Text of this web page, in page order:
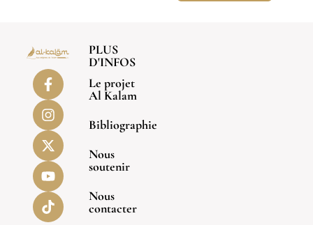
PLUS
D'INFOS
Le projet
Al Kalam
Bibliographie
Nous
soutenir
Nous
contacter